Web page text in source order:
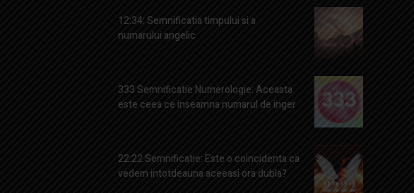
12:34: Semnificatia timpului si a
numarului angelic
333 Semnificatie Numerologie: Aceasta
este ceea ce inseamna numarul de inger
22:22 Semnificatie: Este o coincidenta ca
vedem intotdeauna aceeasi ora dubla?